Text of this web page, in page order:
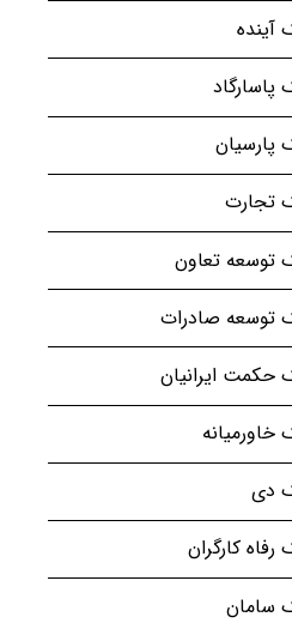
آینده
پارسیان
تجارت
توسعه تعاون
توسعه صادرات
حکمت ایرانیان
دی
کارگران
سامان